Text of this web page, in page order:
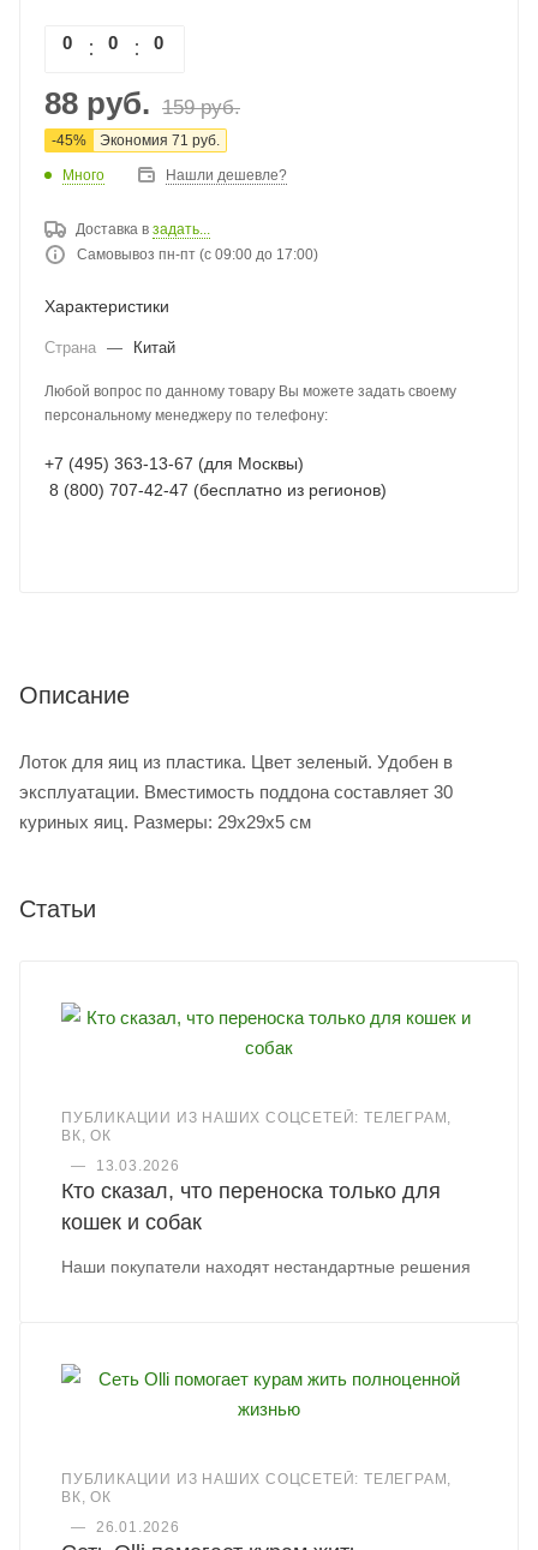
0 0 0
88 руб. 159руб.
-45% Экономия 71 руб.
Много Нашли дешевле?
Доставка в задать...
Самовывоз пн-пт (с 09:00 до 17:00)
Характеристики
Страна — Китай
Любой вопрос по данному товару Вы можете задать своему
персональному менеджеру по телефону:
+7 (495) 363-13-67 (для Москвы)
8 (800) 707-42-47 (бесплатно из регионов)
Описание
Лоток для яиц из пластика. Цвет зеленый. Удобен в
эксплуатации. Вместимость поддона составляет 30
куриных яиц. Размеры: 29х29х5 см
Статьи
ПУБЛИКАЦИИ ИЗ НАШИХ СОЦСЕТЕЙ: ТЕЛЕГРАМ,
ВК, ОК
—
13.03.2026
Кто сказал, что переноска только для
кошек и собак
Наши покупатели находят нестандартные решения
ПУБЛИКАЦИИ ИЗ НАШИХ СОЦСЕТЕЙ: ТЕЛЕГРАМ,
ВК, ОК
—
26.01.2026